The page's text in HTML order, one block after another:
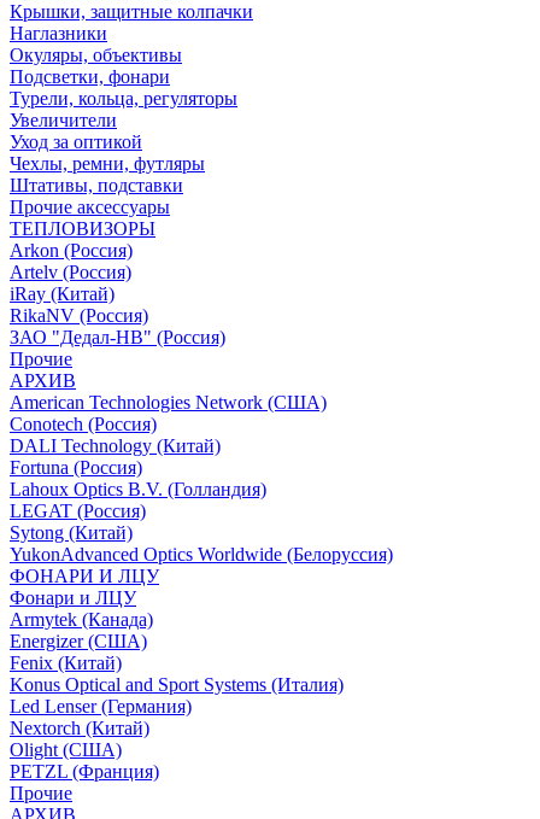
Крышки, защитные колпачки
Наглазники
Окуляры, объективы
Подсветки, фонари
Турели, кольца, регуляторы
Увеличители
Уход за оптикой
Чехлы, ремни, футляры
Штативы, подставки
Прочие аксессуары
ТЕПЛОВИЗОРЫ
Arkon (Россия)
Artelv (Россия)
iRay (Китай)
RikaNV (Россия)
ЗАО "Дедал-НВ" (Россия)
Прочие
АРХИВ
American Technologies Network (США)
Conotech (Россия)
DALI Technology (Китай)
Fortuna (Россия)
Lahoux Optics B.V. (Голландия)
LEGAT (Россия)
Sytong (Китай)
YukonAdvanced Optics Worldwide (Белоруссия)
ФОНАРИ И ЛЦУ
Фонари и ЛЦУ
Armytek (Канада)
Energizer (США)
Fenix (Китай)
Konus Optical and Sport Systems (Италия)
Led Lenser (Германия)
Nextorch (Китай)
Olight (США)
PETZL (Франция)
Прочие
АРХИВ